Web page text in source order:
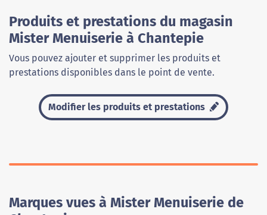
Produits et prestations du magasin
Mister Menuiserie à Chantepie
Vous pouvez ajouter et supprimer les produits et
prestations disponibles dans le point de vente.
Modifier les produits et prestations
Marques vues à Mister Menuiserie de